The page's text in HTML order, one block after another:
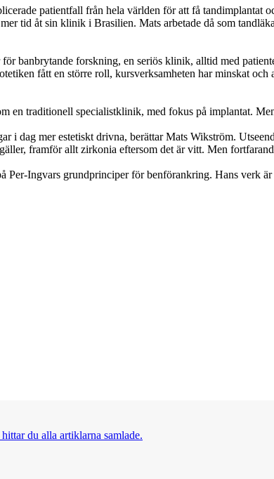
patientfall från hela världen för att få tandimplantat
tid åt sin klinik i Brasilien. Mats arbetade då som
banbrytande forskning, en seriös klinik, alltid med
fått en större roll, kursverksamheten har minskat och
en traditionell specialistklinik, med fokus på implantat.
i dag mer estetiskt drivna, berättar Mats Wikström.
framför allt zirkonia eftersom det är vitt. Men
Ingvars grundprinciper för benförankring. Hans verk
du alla artiklarna samlade.